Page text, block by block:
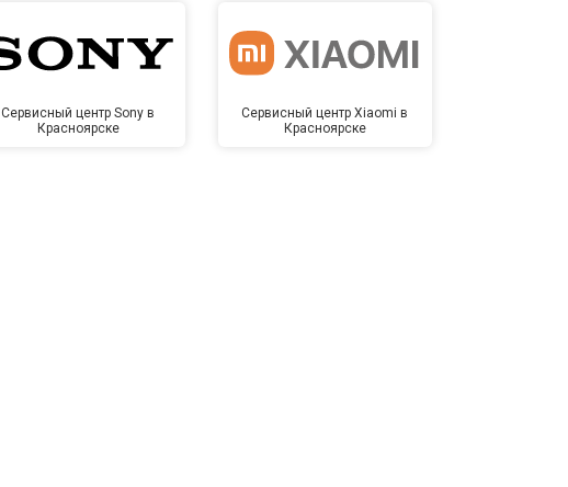
Сервисный центр Sony в
Красноярске
Сервисный центр Xiaomi в
Красноярске